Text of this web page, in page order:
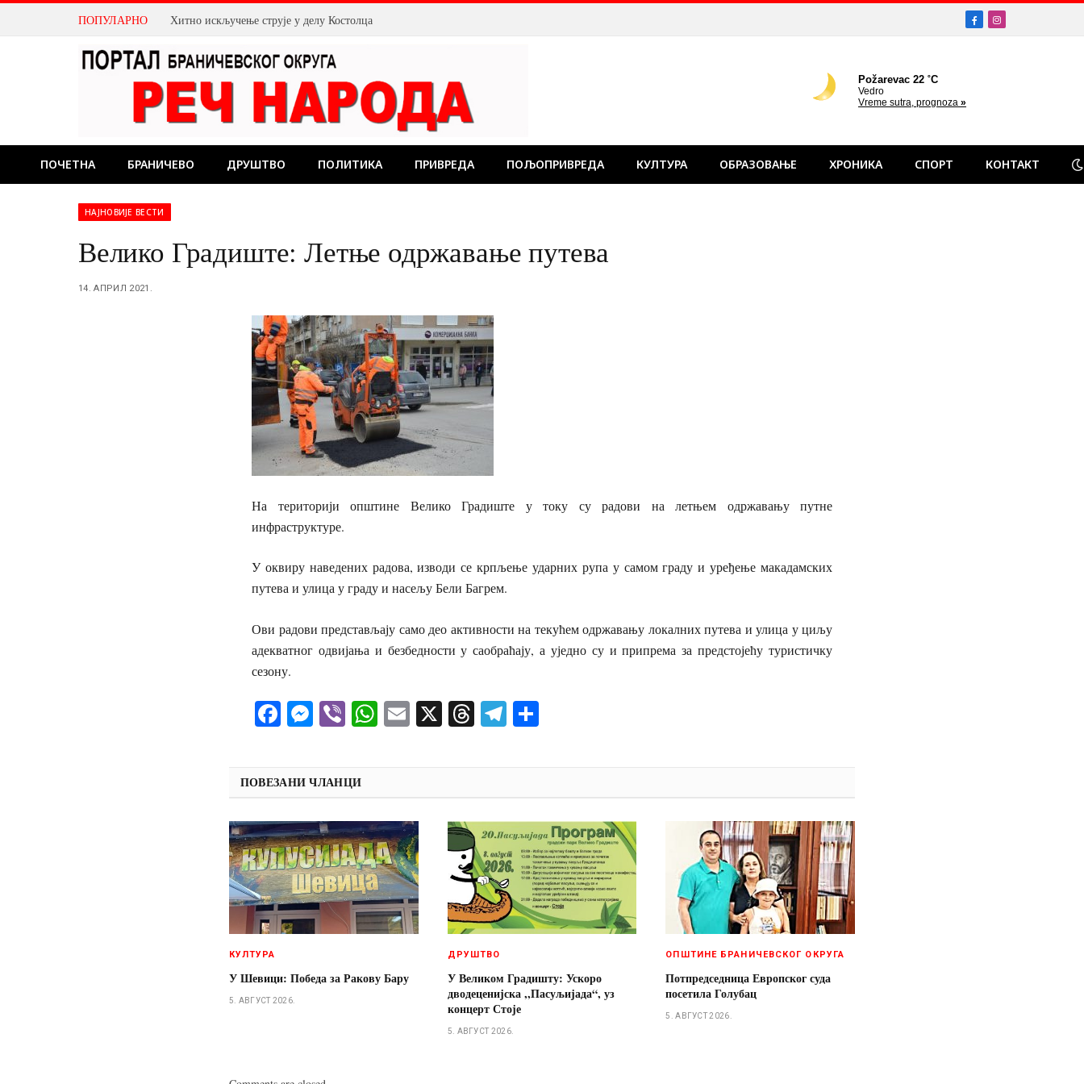
ПОПУЛАРНО Хитно искључење струје у делу Костолца FacebookInstagram
ПОЧЕТНА БРАНИЧЕВО ДРУШТВО ПОЛИТИКА ПРИВРЕДА ПОЉОПРИВРЕДА КУЛТУРА ОБРАЗОВАЊЕ ХРОНИКА СПОРТ КОНТАКТ
НАЈНОВИЈЕ ВЕСТИ
Велико Градиште: Летње одржавање путева
14. АПРИЛ 2021.
На територији општине Велико Градиште у току су радови на летњем одржавању путне
инфраструктуре.
У оквиру наведених радова, изводи се крпљење ударних рупа у самом граду и уређење макадамских
путева и улица у граду и насељу Бели Багрем.
Ови радови представљају само део активности на текућем одржавању локалних путева и улица у циљу
адекватног одвијања и безбедности у саобраћају, а уједно су и припрема за предстојећу туристичку
сезону.
Facebook
Messenger
ViberWhatsApp
Email
X ThreadsTelegram
ПОВЕЗАНИ ЧЛАНЦИ
КУЛТУРА
У Шевици: Победа за Ракову Бару
5. АВГУСТ 2026.
ДРУШТВО
У Великом Градишту: Ускоро
дводеценијска ,,Пасуљијада“, уз
концерт Стоје
5. АВГУСТ 2026.
ОПШТИНЕ БРАНИЧЕВСКОГ ОКРУГА
Потпредседница Европског суда
посетила Голубац
5. АВГУСТ 2026.